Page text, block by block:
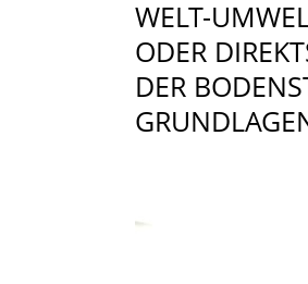
WELT-
ODER
DER